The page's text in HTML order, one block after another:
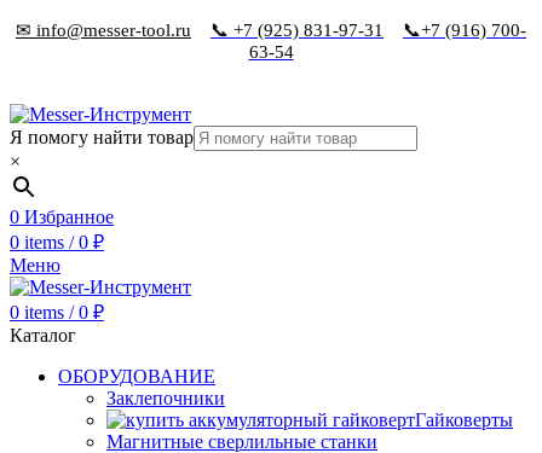
✉ info@messer-tool.ru 📞 +7 (925) 831-97-31
📞+7 (916) 700-
63-54
Я помогу найти товар
×
0 Избранное
0 items / 0 ₽
Меню
0 items / 0 ₽
Каталог
ОБОРУДОВАНИЕ
Заклепочники
Гайковерты
Магнитные сверлильные станки